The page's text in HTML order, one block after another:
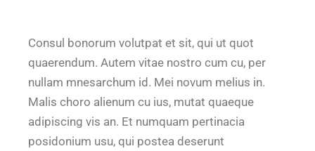
Consul bonorum volutpat et sit, qui ut quot
quaerendum. Autem vitae nostro cum cu, per
nullam mnesarchum id. Mei novum melius in.
Malis choro alienum cu ius, mutat quaeque
adipiscing vis an. Et numquam pertinacia
posidonium usu, qui postea deserunt